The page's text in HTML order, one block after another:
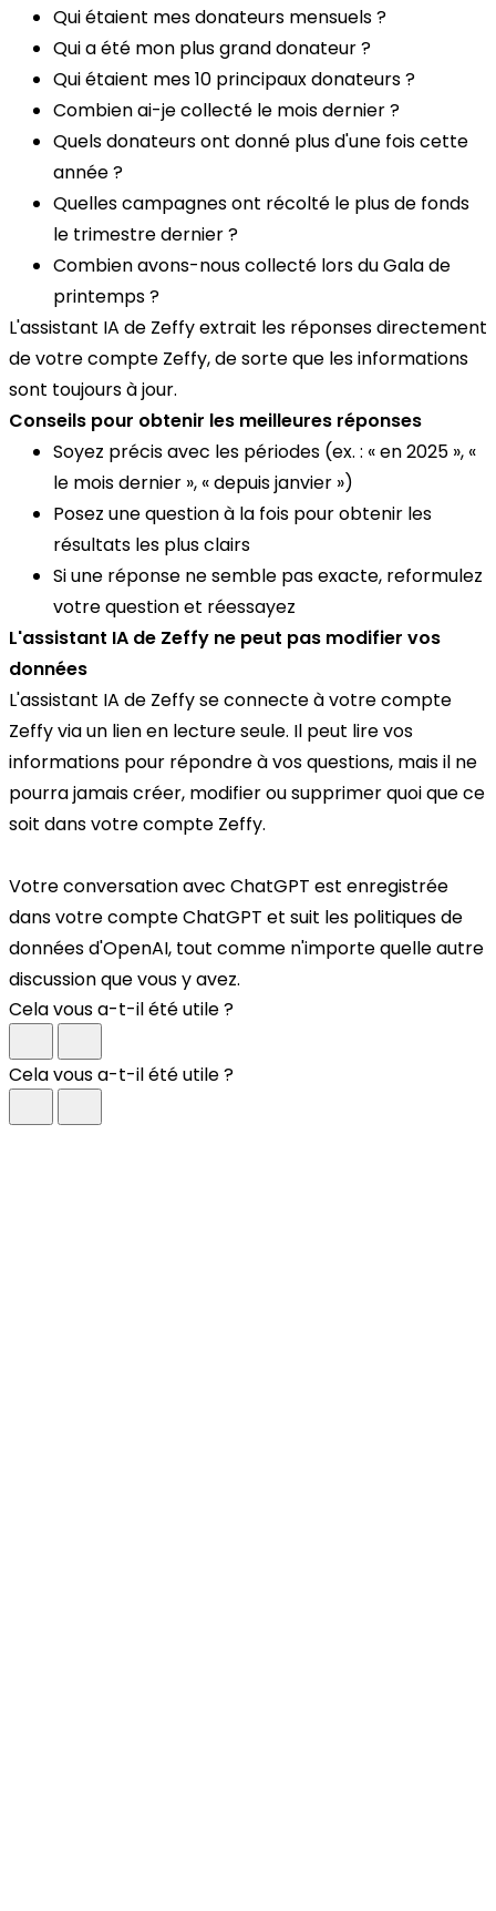
Qui étaient mes donateurs mensuels ?
Qui a été mon plus grand donateur ?
Qui étaient mes 10 principaux donateurs ?
Combien ai-je collecté le mois dernier ?
Quels donateurs ont donné plus d'une fois cette
année ?
Quelles campagnes ont récolté le plus de fonds
le trimestre dernier ?
Combien avons-nous collecté lors du Gala de
printemps ?
L'assistant IA de Zeffy extrait les réponses directement
de votre compte Zeffy, de sorte que les informations
sont toujours à jour.
Conseils pour obtenir les meilleures réponses
Soyez précis avec les périodes (ex. : « en 2025 », «
le mois dernier », « depuis janvier »)
Posez une question à la fois pour obtenir les
résultats les plus clairs
Si une réponse ne semble pas exacte, reformulez
votre question et réessayez
L'assistant IA de Zeffy ne peut pas modifier vos
données
L'assistant IA de Zeffy se connecte à votre compte
Zeffy via un lien en lecture seule. Il peut lire vos
informations pour répondre à vos questions, mais il ne
pourra jamais créer, modifier ou supprimer quoi que ce
soit dans votre compte Zeffy.
Votre conversation avec ChatGPT est enregistrée
dans votre compte ChatGPT et suit les politiques de
données d'OpenAI, tout comme n'importe quelle autre
discussion que vous y avez.
Cela vous a-t-il été utile ?
Cela vous a-t-il été utile ?